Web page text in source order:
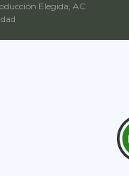
Elegida, AC